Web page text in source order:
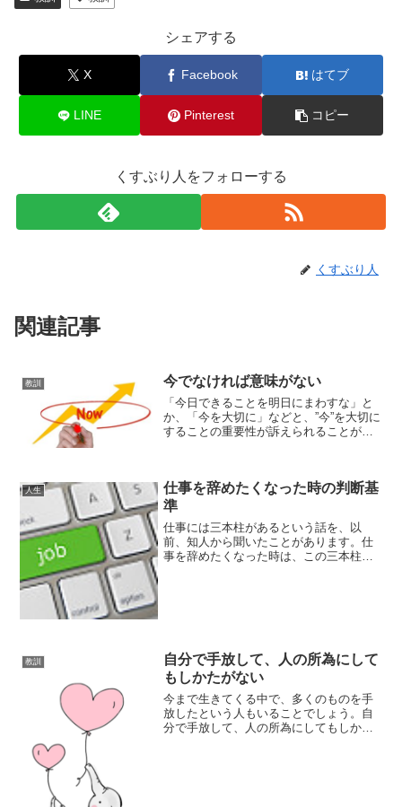
シェアする
X Facebook はてブ
LINE Pinterest コピー
くすぶり人をフォローする
くすぶり人
関連記事
教訓 今でなければ意味がない
「今日できることを明日にまわすな」と
か、「今を大切に」などと、”今”を大切に
することの重要性が訴えられることが、
てもいいもの...
人生
仕事を辞めたくなった時の判断基
準
仕事には三本柱があるという話を、以
前、知人から聞いたことがあります。仕
事を辞めたくなった時は、この三本柱を
教訓
自分で手放して、人の所為にして
もしかたがない
今まで生きてくる中で、多くのものを手
放したという人もいることでしょう。自
分で手放して、人の所為にしてもしかた